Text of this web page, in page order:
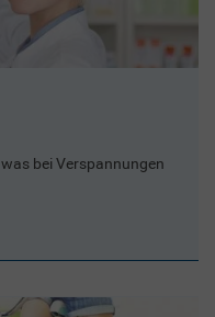
bei Verspannungen